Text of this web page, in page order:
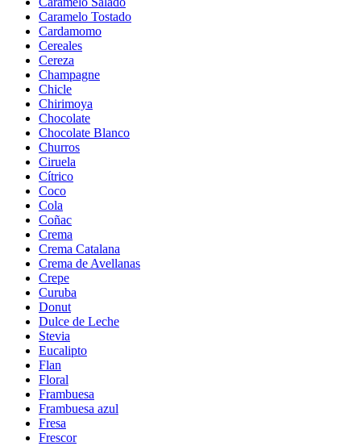
Caramelo Tostado
Cardamomo
Cereales
Cereza
Champagne
Chicle
Chirimoya
Chocolate
Chocolate Blanco
Churros
Ciruela
Cítrico
Coco
Cola
Coñac
Crema
Crema Catalana
Crema de Avellanas
Crepe
Curuba
Donut
Dulce de Leche
Stevia
Eucalipto
Flan
Floral
Frambuesa
Frambuesa azul
Fresa
Frescor